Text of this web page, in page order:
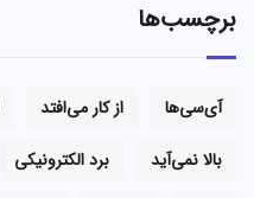
برچسب‌ها
آی‌سی‌ها از کار می‌افتد
بالا نمی‌آید
برد الکترونیکی